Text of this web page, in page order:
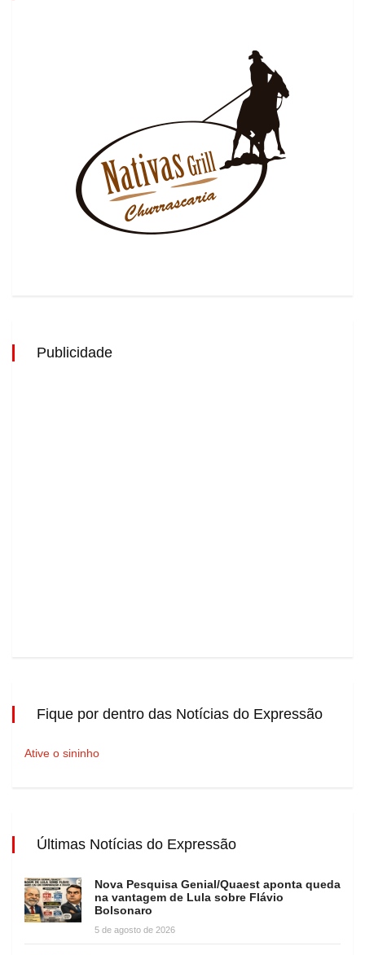
Publicidade
Fique por dentro das Notícias do Expressão
Ative o sininho
Últimas Notícias do Expressão
Nova Pesquisa Genial/Quaest aponta queda
na vantagem de Lula sobre Flávio
Bolsonaro
5 de agosto de 2026